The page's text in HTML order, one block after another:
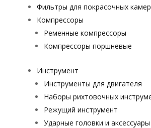
Фильтры для покрасочных камер
Компрессоры
Ременные компрессоры
Компрессоры поршневые
Инструмент
Инструменты для двигателя
Наборы рихтовочных
Режущий инструмент
Ударные головки и